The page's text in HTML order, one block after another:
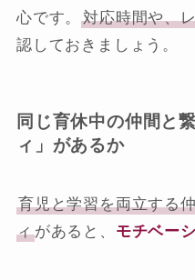
心です。対応時間や、
認しておきましょう。
同じ育休中の仲間と
ィ」があるか
育児と学習を両立する
ィがあると、 モチベー